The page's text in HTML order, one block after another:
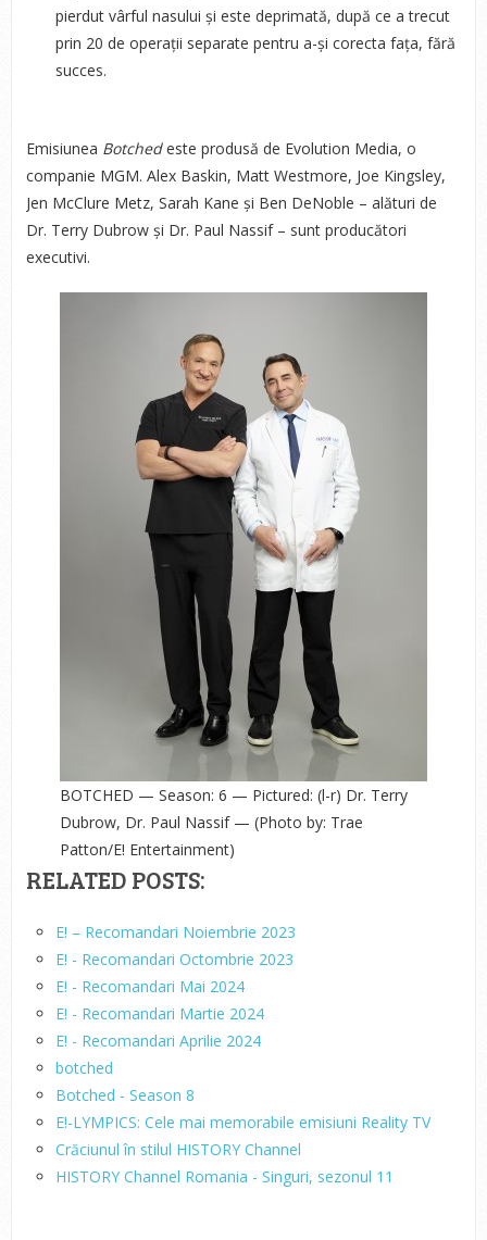
pierdut vârful nasului și este deprimată, după ce a trecut
prin 20 de operații separate pentru a-și corecta fața, fără
succes.
Emisiunea Botchedeste produsă de Evolution Media, o
companie MGM. Alex Baskin, Matt Westmore, Joe Kingsley,
Jen McClure Metz, Sarah Kane și Ben DeNoble – alături de
Dr. Terry Dubrow și Dr. Paul Nassif – sunt producători
executivi.
BOTCHED — Season: 6 — Pictured: (l-r) Dr. Terry
Dubrow, Dr. Paul Nassif — (Photo by: Trae
Patton/E! Entertainment)
RELATED POSTS:
E! – Recomandari Noiembrie 2023
E! - Recomandari Octombrie 2023
E! - Recomandari Mai 2024
E! - Recomandari Martie 2024
E! - Recomandari Aprilie 2024
botched
Botched - Season 8
E!-LYMPICS: Cele mai memorabile emisiuni Reality TV
Crăciunul în stilul HISTORY Channel
HISTORY Channel Romania - Singuri, sezonul 11